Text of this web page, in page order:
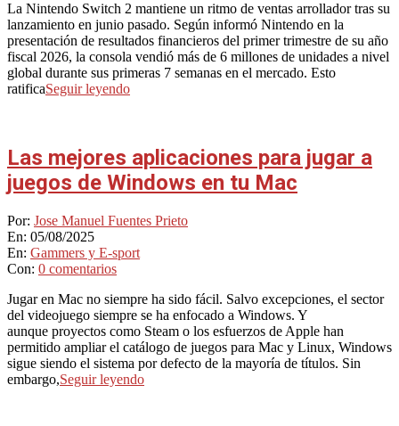
La Nintendo Switch 2 mantiene un ritmo de ventas arrollador tras su
lanzamiento en junio pasado. Según informó Nintendo en la
presentación de resultados financieros del primer trimestre de su año
fiscal 2026, la consola vendió más de 6 millones de unidades a nivel
global durante sus primeras 7 semanas en el mercado. Esto
ratificaSeguir leyendo
Las mejores aplicaciones para jugar a
juegos de Windows en tu Mac
2025-
08-
05
Por: Jose Manuel Fuentes Prieto
En: 05/08/2025
En: Gammers y E-sport
Con: 0 comentarios
Jugar en Mac no siempre ha sido fácil. Salvo excepciones, el sector
del videojuego siempre se ha enfocado a Windows. Y
aunque proyectos como Steam o los esfuerzos de Apple han
permitido ampliar el catálogo de juegos para Mac y Linux, Windows
sigue siendo el sistema por defecto de la mayoría de títulos. Sin
embargo,Seguir leyendo